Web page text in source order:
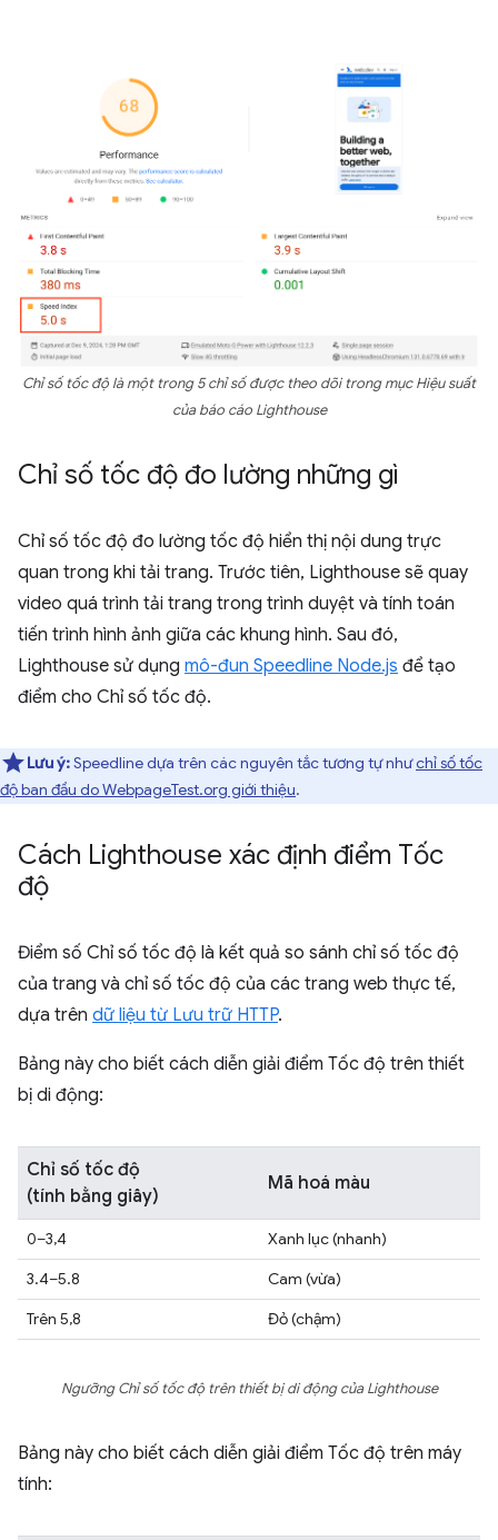
Chỉ số tốc độ là một trong 5 chỉ số được theo dõi trong mụcHiệu suất
của báo cáo Lighthouse
Chỉ số tốc độ đo lường những gì
Chỉ số tốc độ đo lường tốc độ hiển thị nội dung trực
quan trong khi tải trang. Trước tiên, Lighthouse sẽ quay
video quá trình tải trang trong trình duyệt và tính toán
tiến trình hình ảnh giữa các khung hình. Sau đó,
Lighthouse sử dụng mô-đun Speedline Node.js để tạo
điểm cho Chỉ số tốc độ.
Lưu ý:Speedline dựa trên các nguyên tắc tương tự nhưchỉ số tốc
độ ban đầu do WebpageTest.org giới thiệu.
Cách Lighthouse xác định điểm Tốc
độ
Điểm số Chỉ số tốc độ là kết quả so sánh chỉ số tốc độ
của trang và chỉ số tốc độ của các trang web thực tế,
dựa trên dữ liệu từ Lưu trữ HTTP.
Bảng này cho biết cách diễn giải điểm Tốc độ trên thiết
bị di động:
Chỉ số tốc độ
(tính bằng giây)
Mã hoá màu
0–3,4
Xanh lục (nhanh)
3.4–5.8
Cam (vừa)
Trên 5,8
Đỏ (chậm)
Ngưỡng Chỉ số tốc độ trên thiết bị di động của Lighthouse
Bảng này cho biết cách diễn giải điểm Tốc độ trên máy
tính: